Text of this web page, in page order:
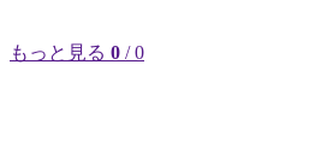
もっと見る 0 / 0